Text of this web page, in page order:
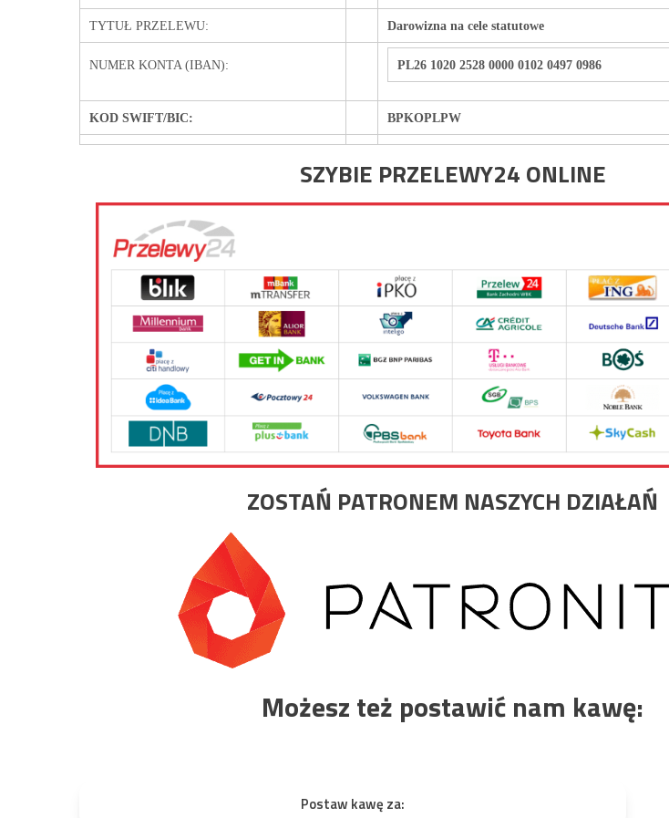
TYTUŁ PRZELEWU: Darowizna na cele statutowe
NUMER KONTA (IBAN): PL26 1020 2528 0000 0102 0497 0986
KOD SWIFT/BIC: BPKOPLPW
SZYBIE PRZELEWY24 ONLINE
ZOSTAŃ PATRONEM NASZYCH DZIAŁAŃ
Możesz też postawić nam kawę:
Postaw kawę za: